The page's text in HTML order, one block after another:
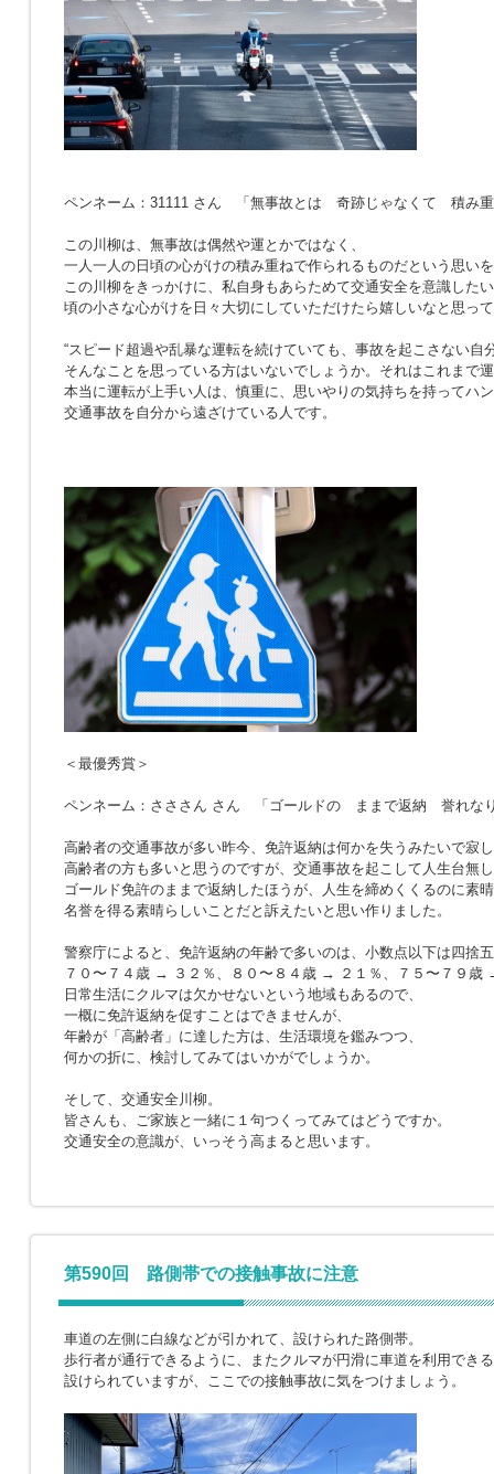
ペンネーム：31111 さん 「無事故とは 奇跡じゃなくて 積み
この川柳は、無事故は偶然や運とかではなく、
一人一人の日頃の心がけの積み重ねで作られるものだという思い
この川柳をきっかけに、私自身もあらためて交通安全を意識した
頃の小さな心がけを日々大切にしていただけたら嬉しいなと思っ
“スピード超過や乱暴な運転を続けていても、事故を起こさない自
そんなことを思っている方はいないでしょうか。それはこれまで
本当に運転が上手い人は、慎重に、思いやりの気持ちを持ってハ
交通事故を自分から遠ざけている人です。
＜最優秀賞＞
ペンネーム：さささん さん 「ゴールドの ままで返納 誉れな
高齢者の交通事故が多い昨今、免許返納は何かを失うみたいで寂
高齢者の方も多いと思うのですが、交通事故を起こして人生台無
ゴールド免許のままで返納したほうが、人生を締めくくるのに素
名誉を得る素晴らしいことだと訴えたいと思い作りました。
警察庁によると、免許返納の年齢で多いのは、小数点以下は四捨
７０〜７４歳 → ３２％、８０〜８４歳 → ２１％、７５〜７９歳
日常生活にクルマは欠かせないという地域もあるので、
一概に免許返納を促すことはできませんが、
年齢が「高齢者」に達した方は、生活環境を鑑みつつ、
何かの折に、検討してみてはいかがでしょうか。
そして、交通安全川柳。
皆さんも、ご家族と一緒に１句つくってみてはどうですか。
交通安全の意識が、いっそう高まると思います。
第590回 路側帯での接触事故に注意
車道の左側に白線などが引かれて、設けられた路側帯。
歩行者が通行できるように、またクルマが円滑に車道を利用でき
設けられていますが、ここでの接触事故に気をつけましょう。